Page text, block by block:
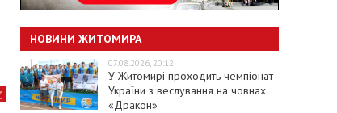
НОВИНИ ЖИТОМИРА
07.08.2026, 20:12
У Житомирі проходить чемпіонат
України з веслування на човнах
«Дракон»